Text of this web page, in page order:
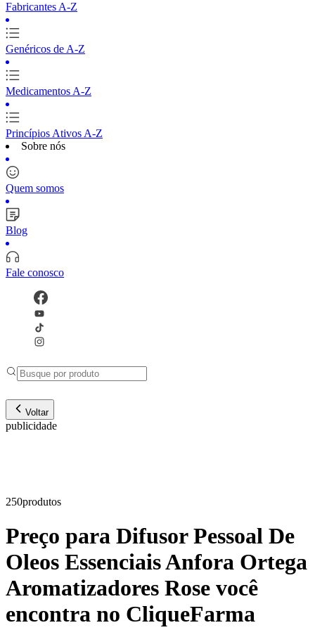
Fabricantes A-Z
Genéricos de A-Z
Medicamentos A-Z
Princípios Ativos A-Z
Sobre nós
Quem somos
Blog
Fale conosco
Voltar
publicidade
250produtos
Preço para Difusor Pessoal De
Oleos Essenciais Anfora Ortega
Aromatizadores Rose você
encontra no CliqueFarma